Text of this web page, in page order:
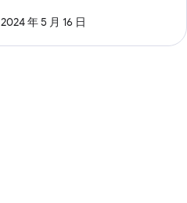
2024 年 5 月 16 日